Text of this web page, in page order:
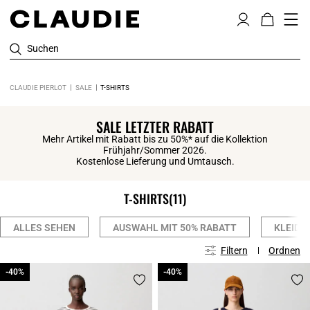
Suchen
CLAUDIE PIERLOT SALE T-SHIRTS
SALE LETZTER RABATT
Mehr Artikel mit Rabatt bis zu 50%* auf die Kollektion
Frühjahr/Sommer 2026.
Kostenlose Lieferung und Umtausch.
T-SHIRTS(11)
ALLES SEHEN AUSWAHL MIT 50% RABATT
Filtern Ordnen
-40%
-40% -40%
-40%